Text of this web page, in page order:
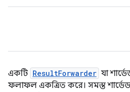
একটি ResultForwarder যা
ফলাফল একত্রিত করে। সমস্ত